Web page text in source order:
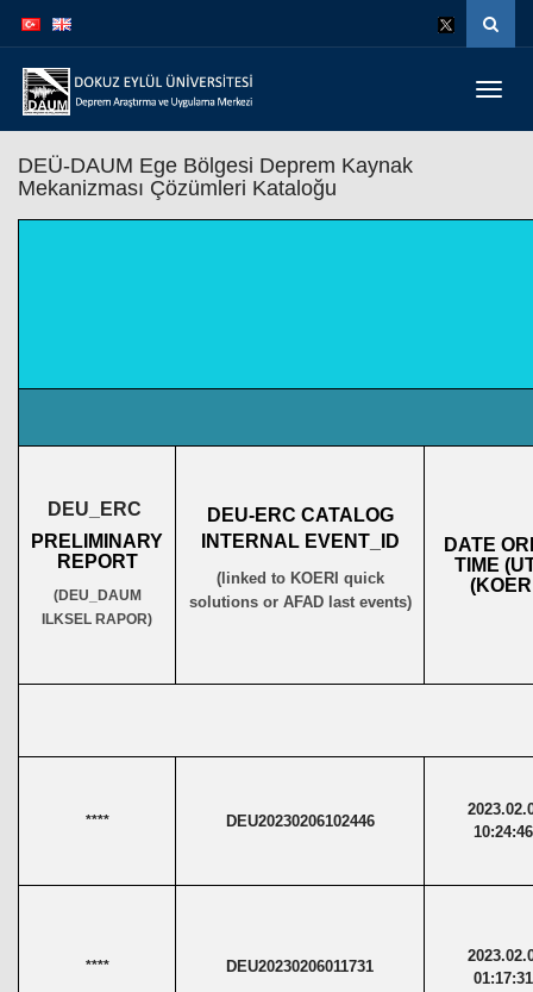
atla
atla
DEÜ-DAUM Ege Bölgesi Deprem Kaynak
Mekanizması Çözümleri Kataloğu
DEU_ERC
PRELIMINARY
REPORT
(DEU_DAUM
ILKSEL RAPOR)
DEU-ERC CATALOG
INTERNAL EVENT_ ID
(linked to KOERI quick
solutions or AFAD last events)
DATE
TIME
**** DEU20230206102446
**** DEU20230206011731